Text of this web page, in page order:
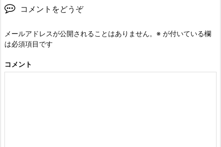
コメントをどうぞ
メールアドレスが公開されることはありません。 ※ が付いている欄
は必須項目です
コメント